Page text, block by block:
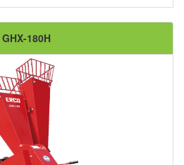
GHX-180H